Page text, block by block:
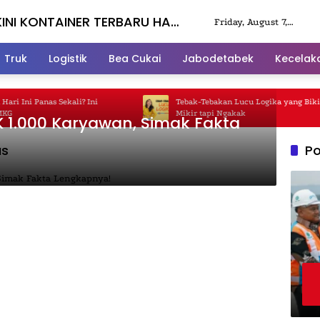
KONTAINER TERBARU HARI
Friday, August 7,
Truk Logistik Bea Cukai Jabodetabek
Ini Panas Sekali? Ini
Tebak-Tebakan Lucu Logika yang Bikin
Mikir tapi Ngakak
1.000 Karyawan, Simak Fakta